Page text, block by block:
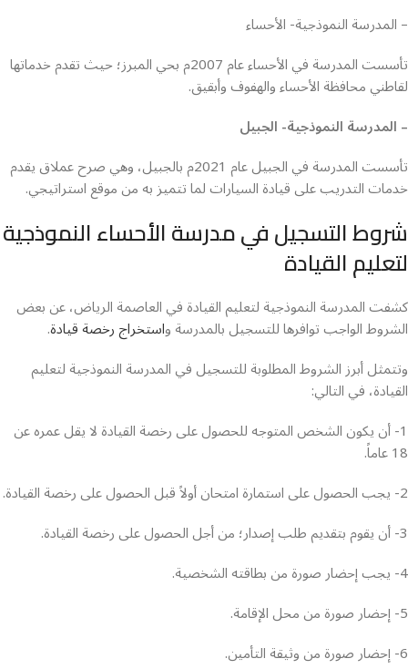
– المدرسة النموذجية- الأحساء
تأسست المدرسة في الأحساء عام 2007م بحي المبرز؛ حيث تقدم خدماتها
لقاطني محافظة الأحساء والهفوف وأبقيق.
– المدرسة النموذجية- الجبيل
تأسست المدرسة في الجبيل عام 2021م بالجبيل، وهي صرح عملاق يقدم
خدمات التدريب على قيادة السيارات لما تتميز به من موقع استراتيجي.
شروط التسجيل في مدرسة الأحساء النموذجية
لتعليم القيادة
كشفت المدرسة النموذجية لتعليم القيادة في العاصمة الرياض، عن بعض
الشروط الواجب توافرها للتسجيل بالمدرسة واستخراج رخصة قيادة.
وتتمثل أبرز الشروط المطلوبة للتسجيل في المدرسة النموذجية لتعليم
القيادة، في التالي:
1- أن يكون الشخص المتوجه للحصول على رخصة القيادة لا يقل عمره عن
18 عاماً.
2- يجب الحصول على استمارة امتحان أولاً قبل الحصول على رخصة القيادة.
3- أن يقوم بتقديم طلب إصدار؛ من أجل الحصول على رخصة القيادة.
4- يجب إحضار صورة من بطاقته الشخصية.
5- إحضار صورة من محل الإقامة.
6- إحضار صورة من وثيقة التأمين.